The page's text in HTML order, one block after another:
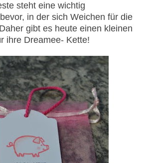
steht eine wichtig
in der sich Weichen für die
gibt es heute einen kleinen
ihre Dreamee- Kette!